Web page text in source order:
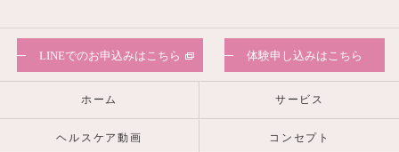
LINEでのお申込みはこちら 体験申し込みはこちら
ホーム サービス
ヘルスケア動画 コンセプト